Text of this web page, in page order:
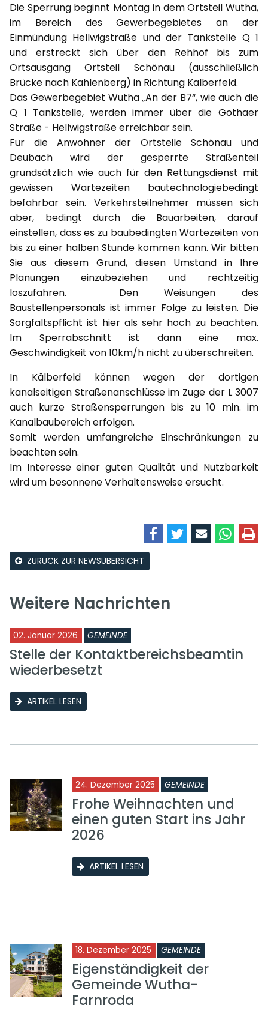
Die Sperrung beginnt Montag in dem Ortsteil Wutha,
im Bereich des Gewerbegebietes an der
Einmündung Hellwigstraße und der Tankstelle Q 1
und erstreckt sich über den Rehhof bis zum
Ortsausgang Ortsteil Schönau (ausschließlich
Brücke nach Kahlenberg) in Richtung Kälberfeld.
Das Gewerbegebiet Wutha „An der B7“, wie auch die
Q 1 Tankstelle, werden immer über die Gothaer
Straße - Hellwigstraße erreichbar sein.
Für die Anwohner der Ortsteile Schönau und
Deubach wird der gesperrte Straßenteil
grundsätzlich wie auch für den Rettungsdienst mit
gewissen Wartezeiten bautechnologiebedingt
befahrbar sein. Verkehrsteilnehmer müssen sich
aber, bedingt durch die Bauarbeiten, darauf
einstellen, dass es zu baubedingten Wartezeiten von
bis zu einer halben Stunde kommen kann. Wir bitten
Sie aus diesem Grund, diesen Umstand in Ihre
Planungen einzubeziehen und rechtzeitig
loszufahren. Den Weisungen des
Baustellenpersonals ist immer Folge zu leisten. Die
Sorgfaltspflicht ist hier als sehr hoch zu beachten.
Im Sperrabschnitt ist dann eine max.
Geschwindigkeit von 10km/h nicht zu überschreiten.
In Kälberfeld können wegen der dortigen
kanalseitigen Straßenanschlüsse im Zuge der L 3007
auch kurze Straßensperrungen bis zu 10 min. im
Kanalbaubereich erfolgen.
Somit werden umfangreiche Einschränkungen zu
beachten sein.
Im Interesse einer guten Qualität und Nutzbarkeit
wird um besonnene Verhaltensweise ersucht.
ZURÜCK ZUR NEWSÜBERSICHT
Weitere Nachrichten
02. Januar 2026 GEMEINDE
Stelle der Kontaktbereichsbeamtin
wiederbesetzt
ARTIKEL LESEN
24. Dezember 2025 GEMEINDE
Frohe Weihnachten und
einen guten Start ins Jahr
2026
ARTIKEL LESEN
18. Dezember 2025 GEMEINDE
Eigenständigkeit der
Gemeinde Wutha-
Farnroda